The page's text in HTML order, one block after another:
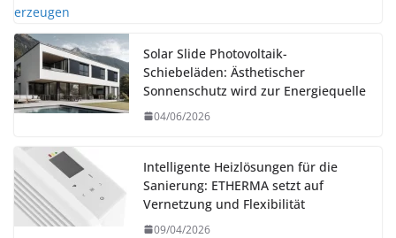
Solar Slide Photovoltaik-
Schiebeläden: Ästhetischer
Sonnenschutz wird zur Energiequelle
04/06/2026
Intelligente Heizlösungen für die
Sanierung: ETHERMA setzt auf
Vernetzung und Flexibilität
09/04/2026